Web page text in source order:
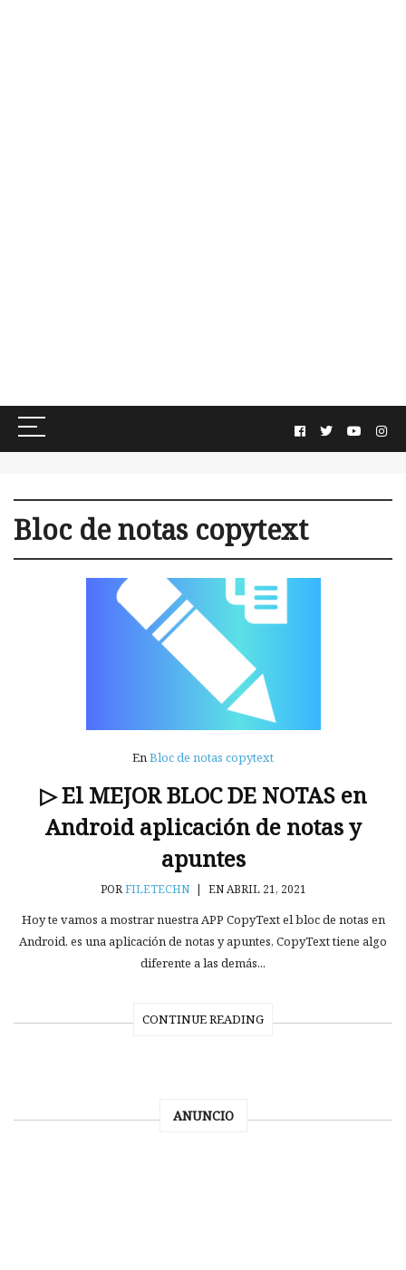
Bloc de notas copytext
EnBloc de notas copytext
▷ El MEJOR BLOC DE NOTAS en
Android aplicación de notas y
apuntes
PORFILETECHN | EN ABRIL 21, 2021
Hoy te vamos a mostrar nuestra APP CopyText el bloc de notas en
Android, es una aplicación de notas y apuntes, CopyText tiene algo
diferente a las demás...
CONTINUE READING
ANUNCIO